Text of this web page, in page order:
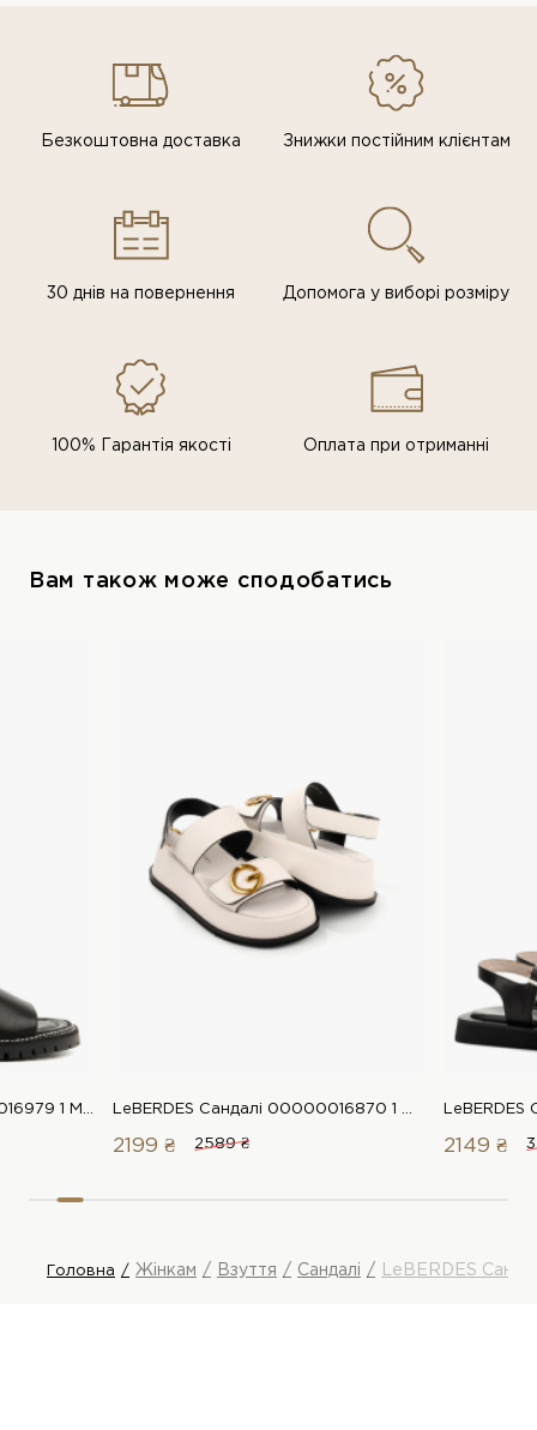
Безкоштовна доставка Знижки постiйним клiєнтам
30 днів на повернення Допомога у виборі розміру
100% Гарантія якості Оплата при отриманні
Вам також може сподобатись
LeBERDES Сандалі 00000016979 1 Магазин взуття “Favorite Shoes” LeBERDES Сандалі 00000016870 1 Магазин взуття “Favorite Shoes”
2199 ₴ 2589 ₴ 2149 ₴
Головна Жінкам Взуття Сандалі LeBERDES